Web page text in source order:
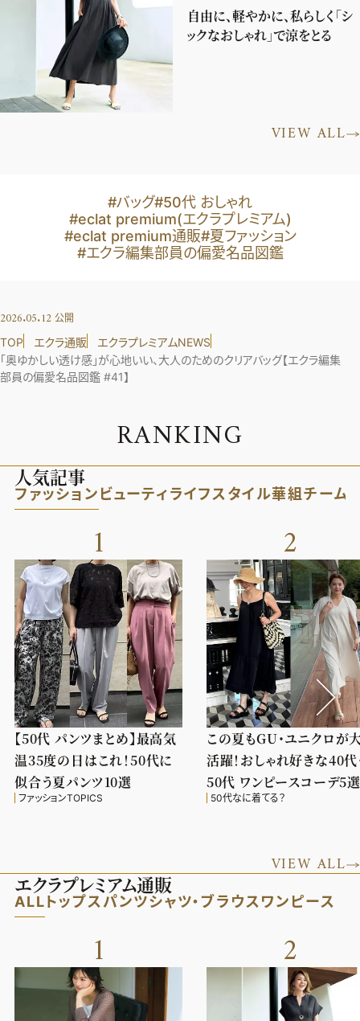
自由に、軽やかに、私らしく「シ
ックなおしゃれ」で涼をとる
VIEW ALL
#バッグ#50代 おしゃれ
#eclat premium(エクラプレミアム)
#eclat premium通販#夏ファッション
#エクラ編集部員の偏愛名品図鑑
2026.05.12 公開
TOP エクラ通販
エクラプレミアムNEWS
「奥ゆかしい透け感」が心地いい、大人のためのクリアバッグ【エクラ編集
部員の偏愛名品図鑑 #41】
RANKING
人気記事
ファッション ビューティライフスタイル華組チーム
1
【50代 パンツまとめ】最高気
温35度の日はこれ！50代に
似合う夏パンツ10選
ファッションTOPICS
2
この夏もGU・ユニクロが
活躍！おしゃれ好きな40代
50代 ワンピースコーデ5
50代なに着てる？
VIEW ALL
エクラプレミアム通販
ALLトップス パンツシャツ・ブラウス ワンピース
1 2